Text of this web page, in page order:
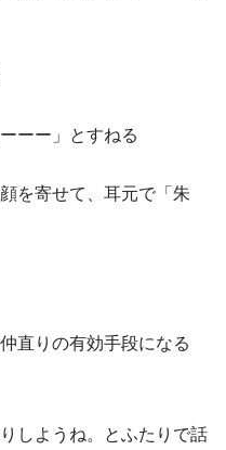
ーー」とすねる
を寄せて、耳元で「朱
直りの有効手段になる
しようね。とふたりで話